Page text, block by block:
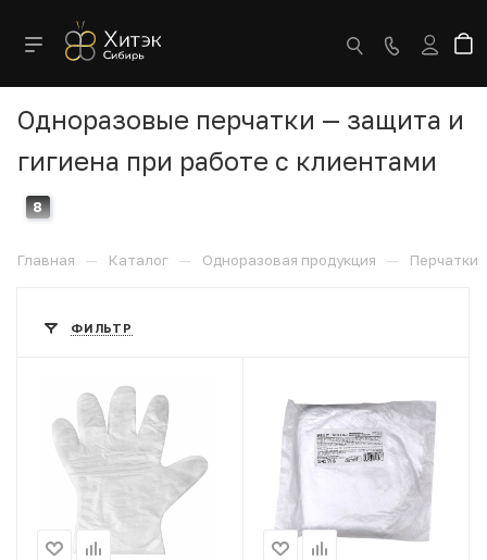
Одноразовые перчатки — защита и
гигиена при работе с клиентами
8
Главная — Каталог — Одноразовая продукция — Перчатки
ФИЛЬТР